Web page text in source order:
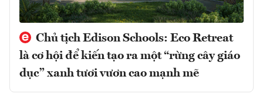
Chủ tịch Edison Schools: Eco Retreat
là cơ hội để kiến tạo ra một “rừng cây giáo
dục” xanh tươi vươn cao mạnh mẽ